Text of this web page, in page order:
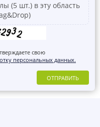
(5 шт.) в эту область
свою
персональных данных.
ОТПРАВИТЬ